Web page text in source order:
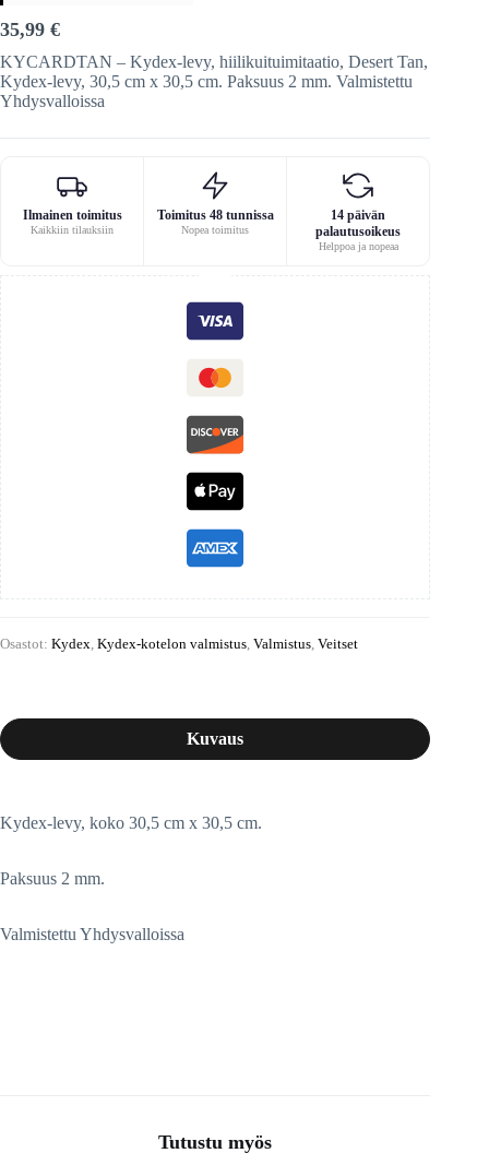
35,99 €
KYCARDTAN – Kydex-levy, hiilikuituimitaatio, Desert Tan,
Kydex-levy, 30,5 cm x 30,5 cm. Paksuus 2 mm. Valmistettu
Yhdysvalloissa
Ilmainen toimitus
Kaikkiin tilauksiin
Toimitus 48 tunnissa
Nopea toimitus
14 päivän
palautusoikeus
Helppoa ja nopeaa
Osastot: Kydex, Kydex-kotelon valmistus, Valmistus, Veitset
Kuvaus
Kydex-levy, koko 30,5 cm x 30,5 cm.
Paksuus 2 mm.
Valmistettu Yhdysvalloissa
Tutustu myös